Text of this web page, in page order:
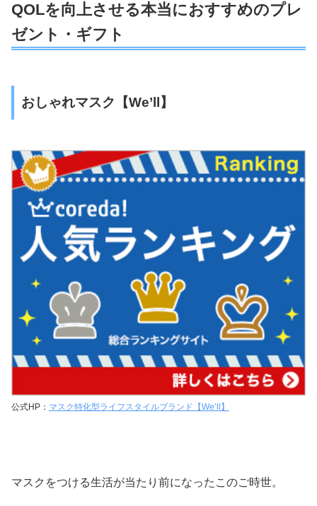
QOLを向上させる本当におすすめのプレ
ゼント・ギフト
おしゃれマスク【We’ll】
公式HP： マスク特化型ライフスタイルブランド【We’ll】
マスクをつける生活が当たり前になったこのご時世。